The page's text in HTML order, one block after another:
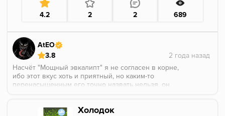
4.2 2 2 689
AtEO
3.8
Насчёт "Мощный эвкалипт" я не согласен в корне,
ибо этот вкус хоть и приятный, но каким-то
перенасыщенным его точно назвать нельзя, он
на вдохе классический эвкалипт, с его присущей
Холодок